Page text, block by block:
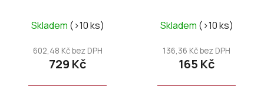
Skladem (>10 ks)
602,48 Kč bez DPH
729 Kč
Skladem (>10 ks)
136,36 Kč bez DPH
165 Kč